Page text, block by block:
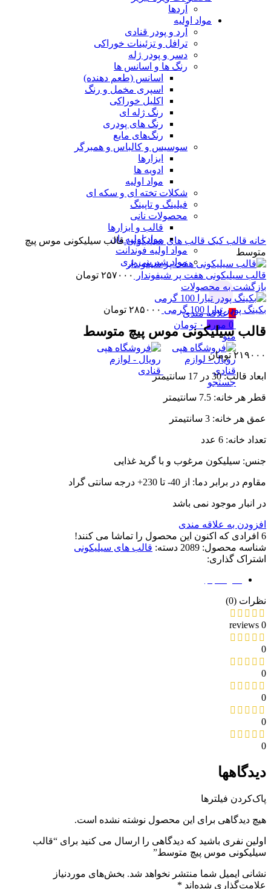
آردها
مواد اولیه
آرد و پودر قنادی
ترافل و تزئینات خوراکی
دسر و پودر ژله
رنگ ها و اسانس ها
اسانس (طعم دهنده)
اسپری مخمل و رنگ
اکلیل خوراکی
رنگ ژله ای
رنگ های پودری
رنگ‌های مایع
سوسیس و کالباس و همبرگر
ابزارها
ادویه ها
مواد اولیه
شکلات تخته ای و سکه ای
فیلینگ و تاپینگ
محصولات نانی
قالب و ابزارها
مواد اولیه نان
مواد اولیه فوندانت
مواد شیرینی پزی
جستجو
0 علاقه مندی
0 مورد ۰ تومان
منو
جستجو
برای بزرگنمایی کلیک کنید
خانه قالب کیک قالب های سیلیکونیقالب سیلیکونی موس پیچ
متوسط
قالب سیلیکونی هفت پر شیفوندار ۲۵۷۰۰۰ تومان
بازگشت به محصولات
بکینگ پودر تیارا 100 گرمی ۲۸۵۰۰۰ تومان
قالب سیلیکونی موس پیچ متوسط
۲۱۹۰۰۰ تومان
ابعاد قالب: 30 در 17 سانتیمتر
قطر هر خانه: 7.5 سانتیمتر
عمق هر خانه: 3 سانتیمتر
تعداد خانه: 6 عدد
جنس: سیلیکون مرغوب و با گرید غذایی
مقاوم در برابر دما: از 40- تا 230+ درجه سانتی گراد
در انبار موجود نمی باشد
افزودن به علاقه مندی
6 افرادی که اکنون این محصول را تماشا می کنند!
شناسه محصول: 2089 دسته: قالب های سیلیکونی
اشتراک گذاری:
نظرات (0)
0 reviews
0
0
0
0
0
دیدگاهها
پاک‌کردن فیلترها
هیچ دیدگاهی برای این محصول نوشته نشده است.
اولین نفری باشید که دیدگاهی را ارسال می کنید برای “قالب
سیلیکونی موس پیچ متوسط”
نشانی ایمیل شما منتشر نخواهد شد. بخش‌های موردنیاز
علامت‌گذاری شده‌اند *